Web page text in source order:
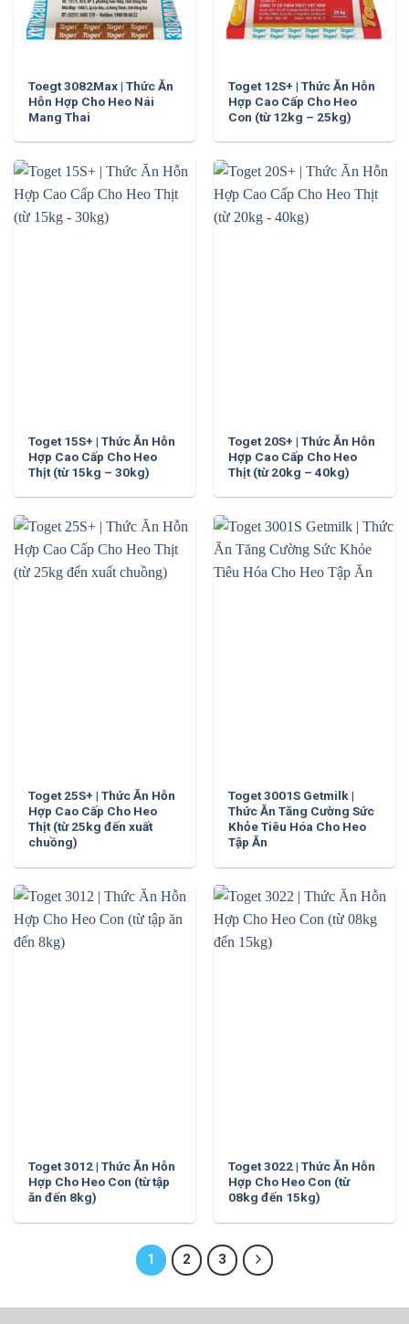
Toegt 3082Max | Thức Ăn
Hỗn Hợp Cho Heo Nái
Mang Thai
Toget 12S+ | Thức Ăn Hỗn
Hợp Cao Cấp Cho Heo
Con (từ 12kg – 25kg)
Toget 15S+ | Thức Ăn Hỗn
Hợp Cao Cấp Cho Heo
Thịt (từ 15kg – 30kg)
Toget 20S+ | Thức Ăn Hỗn
Hợp Cao Cấp Cho Heo
Thịt (từ 20kg – 40kg)
Toget 25S+ | Thức Ăn Hỗn
Hợp Cao Cấp Cho Heo
Thịt (từ 25kg đến xuất
chuồng)
Toget 3001S Getmilk |
Thức Ăn Tăng Cường Sức
Khỏe Tiêu Hóa Cho Heo
Tập Ăn
Toget 3012 | Thức Ăn Hỗn
Hợp Cho Heo Con (từ tập
ăn đến 8kg)
Toget 3022 | Thức Ăn Hỗn
Hợp Cho Heo Con (từ
08kg đến 15kg)
1 2 3